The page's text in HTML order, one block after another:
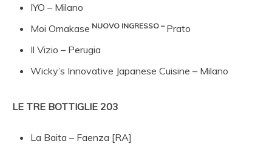
IYO – Milano
Moi Omakase NUOVO INGRESSO – Prato
Il Vizio – Perugia
Wicky’s Innovative Japanese Cuisine – Milano
LE TRE BOTTIGLIE 203
La Baita – Faenza [RA]